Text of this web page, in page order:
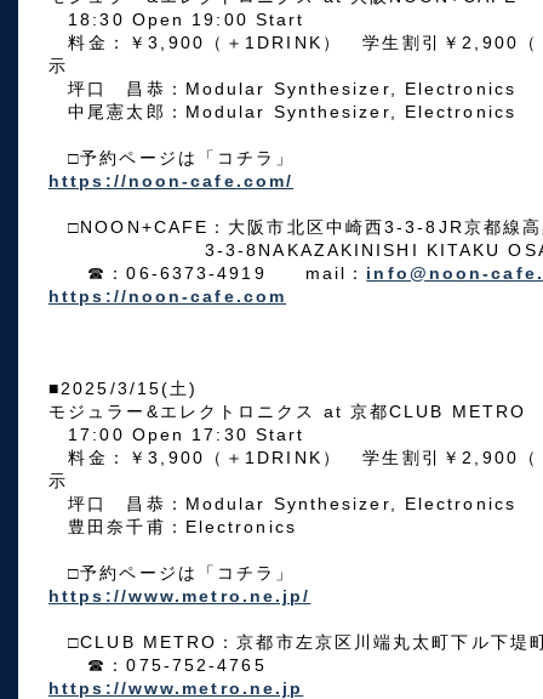
18:30 Open 19:00 Start
料金：￥3,900（＋1DRINK） 学生割引￥2,900（
示
坪口 昌恭：Modular Synthesizer, Electronics
中尾憲太郎：Modular Synthesizer, Electronics
□予約ページは「コチラ」
https://noon-cafe.com/
□NOON+CAFE：大阪市北区中崎西3-3-8JR京都線
3-3-8NAKAZAKINISHI KITAKU
☎：06-6373-4919 mail： info@noon-
https://noon-cafe.com
■2025/3/15(土)
モジュラー&エレクトロニクス at 京都CLUB METRO
17:00 Open 17:30 Start
料金：￥3,900（＋1DRINK） 学生割引￥2,900（
示
坪口 昌恭：Modular Synthesizer, Electronics
豊田奈千甫：Electronics
□予約ページは「コチラ」
https://www.metro.ne.jp/
□CLUB METRO：京都市左京区川端丸太町下ル下堤
☎：075-752-4765
https://www.metro.ne.jp